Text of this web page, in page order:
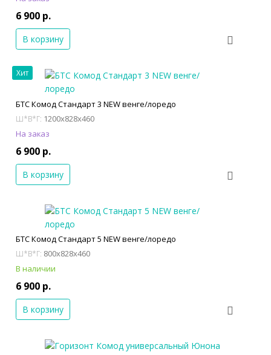
6 900 р.
В корзину
Хит
БТС Комод Стандарт 3 NEW венге/лоредо
Ш*В*Г: 1200x828x460
На заказ
6 900 р.
В корзину
БТС Комод Стандарт 5 NEW венге/лоредо
Ш*В*Г: 800x828x460
В наличии
6 900 р.
В корзину